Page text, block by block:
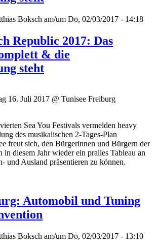
Boksch am/um Do, 02/03/2017 - 14:18
Republic 2017: Das
& die
steht
16. Juli 2017 @ Tunisee Freiburg
Sea You Festivals vermelden heavy
des musikalischen 2-Tages-Plan
freut sich, den Bürgerinnen und Bürgern der
in diesem Jahr wieder ein pralles Tableau an
und Ausland präsentieren zu können.
Automobil und Tuning
Boksch am/um Do, 02/03/2017 - 13:10